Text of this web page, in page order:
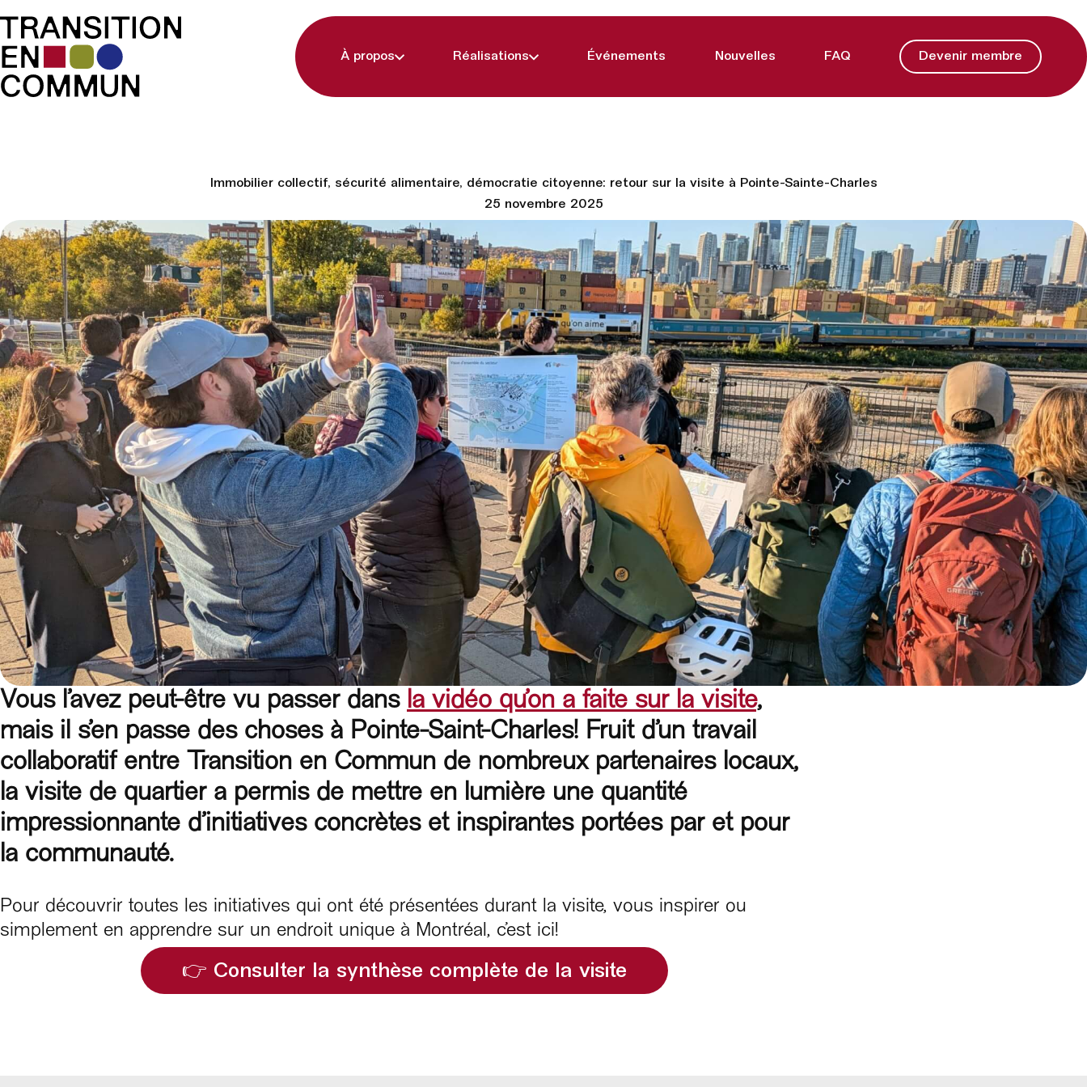
À propos Réalisations Événements Nouvelles FAQ Devenir membre
Immobilier collectif, sécurité alimentaire, démocratie citoyenne: retour sur la visite à Pointe-Sainte-Charles
25 novembre 2025
Vous l’avez peut-être vu passer dans la vidéo qu’on a faite sur la visite,
mais il s’en passe des choses à Pointe-Saint-Charles! Fruit d’un travail
collaboratif entre Transition en Commun de nombreux partenaires locaux,
la visite de quartier a permis de mettre en lumière une quantité
impressionnante d’initiatives concrètes et inspirantes portées par et pour
la communauté.
Pour découvrir toutes les initiatives qui ont été présentées durant la visite, vous inspirer ou
simplement en apprendre sur un endroit unique à Montréal, c’est ici!
👉 Consulter la synthèse complète de la visite